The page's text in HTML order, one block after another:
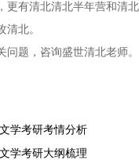
更有清北清北半年营和清
北。
题，咨询盛世清北老师。
学考研考情分析
学考研大纲梳理